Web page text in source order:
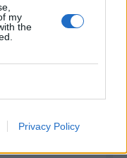
my
the
Privacy Policy